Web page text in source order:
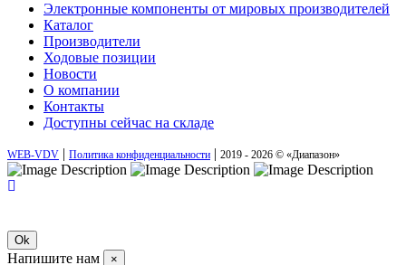
Электронные компоненты от мировых производителей
Каталог
Производители
Ходовые позиции
Новости
О компании
Контакты
Доступны сейчас на складе
WEB-VDV | Политика конфиденциальности | 2019 - 2026 © «Диапазон»
Ok
Напишите нам ×